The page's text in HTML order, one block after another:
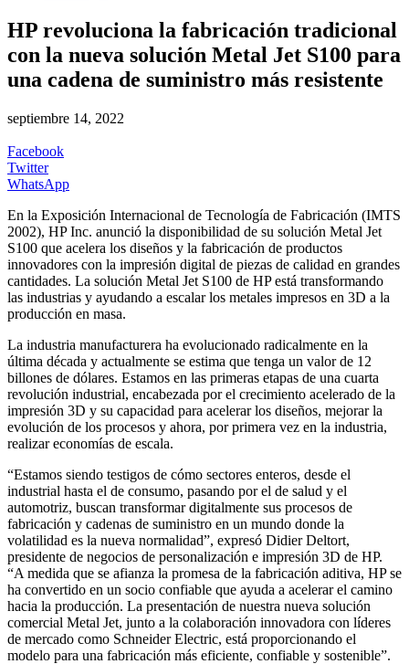
HP revoluciona la fabricación tradicional
con la nueva solución Metal Jet S100 para
una cadena de suministro más resistente
septiembre 14, 2022
Facebook
Twitter
WhatsApp
En la Exposición Internacional de Tecnología de Fabricación (IMTS
2002), HP Inc. anunció la disponibilidad de su solución Metal Jet
S100 que acelera los diseños y la fabricación de productos
innovadores con la impresión digital de piezas de calidad en grandes
cantidades. La solución Metal Jet S100 de HP está transformando
las industrias y ayudando a escalar los metales impresos en 3D a la
producción en masa.
La industria manufacturera ha evolucionado radicalmente en la
última década y actualmente se estima que tenga un valor de 12
billones de dólares. Estamos en las primeras etapas de una cuarta
revolución industrial, encabezada por el crecimiento acelerado de la
impresión 3D y su capacidad para acelerar los diseños, mejorar la
evolución de los procesos y ahora, por primera vez en la industria,
realizar economías de escala.
“Estamos siendo testigos de cómo sectores enteros, desde el
industrial hasta el de consumo, pasando por el de salud y el
automotriz, buscan transformar digitalmente sus procesos de
fabricación y cadenas de suministro en un mundo donde la
volatilidad es la nueva normalidad”, expresó Didier Deltort,
presidente de negocios de personalización e impresión 3D de HP.
“A medida que se afianza la promesa de la fabricación aditiva, HP se
ha convertido en un socio confiable que ayuda a acelerar el camino
hacia la producción. La presentación de nuestra nueva solución
comercial Metal Jet, junto a la colaboración innovadora con líderes
de mercado como Schneider Electric, está proporcionando el
modelo para una fabricación más eficiente, confiable y sostenible”.